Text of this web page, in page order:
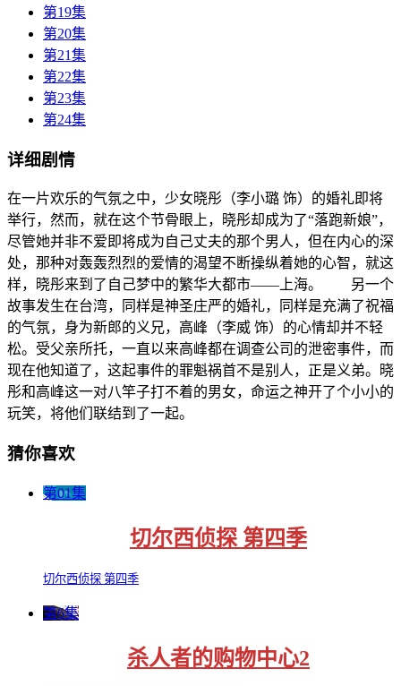
第19集
第20集
第21集
第22集
第23集
第24集
详细剧情
在一片欢乐的气氛之中，少女晓彤（李小璐 饰）的婚礼即将
举行，然而，就在这个节骨眼上，晓彤却成为了“落跑新娘”，
尽管她并非不爱即将成为自己丈夫的那个男人，但在内心的深
处，那种对轰轰烈烈的爱情的渴望不断操纵着她的心智，就这
样，晓彤来到了自己梦中的繁华大都市——上海。 另一个
故事发生在台湾，同样是神圣庄严的婚礼，同样是充满了祝福
的气氛，身为新郎的义兄，高峰（李威 饰）的心情却并不轻
松。受父亲所托，一直以来高峰都在调查公司的泄密事件，而
现在他知道了，这起事件的罪魁祸首不是别人，正是义弟。晓
彤和高峰这一对八竿子打不着的男女，命运之神开了个小小的
玩笑，将他们联结到了一起。
猜你喜欢
第01集
切尔西侦探 第四季
切尔西侦探 第四季
第6集
杀人者的购物中心2